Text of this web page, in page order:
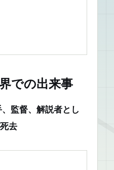
での出来事
監督、解説者とし
去